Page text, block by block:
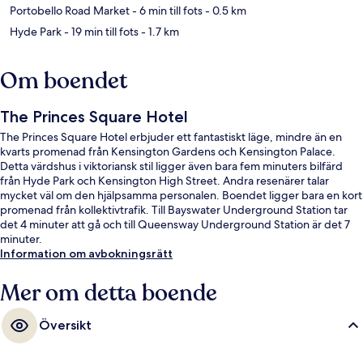
Portobello Road Market- 6 min till fots- 0.5 km
Hyde Park- 19 min till fots- 1.7 km
Om boendet
The Princes Square Hotel
The Princes Square Hotel erbjuder ett fantastiskt läge, mindre än en
kvarts promenad från Kensington Gardens och Kensington Palace.
Detta värdshus i viktoriansk stil ligger även bara fem minuters bilfärd
från Hyde Park och Kensington High Street. Andra resenärer talar
mycket väl om den hjälpsamma personalen. Boendet ligger bara en kort
promenad från kollektivtrafik. Till Bayswater Underground Station tar
det 4 minuter att gå och till Queensway Underground Station är det 7
minuter.
Information om avbokningsrätt
Mer om detta boende
Översikt